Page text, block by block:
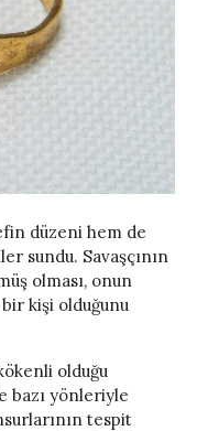
düzeni hem de
sundu. Savaşçının
olması, onun
kişi olduğunu
olduğu
bazı yönleriyle
tespit